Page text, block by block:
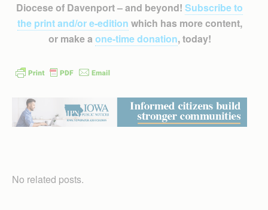
Diocese of Davenport – and beyond! Subscribe to
the print and/or e-edition which has more content,
or make a one-time donation, today!
No related posts.